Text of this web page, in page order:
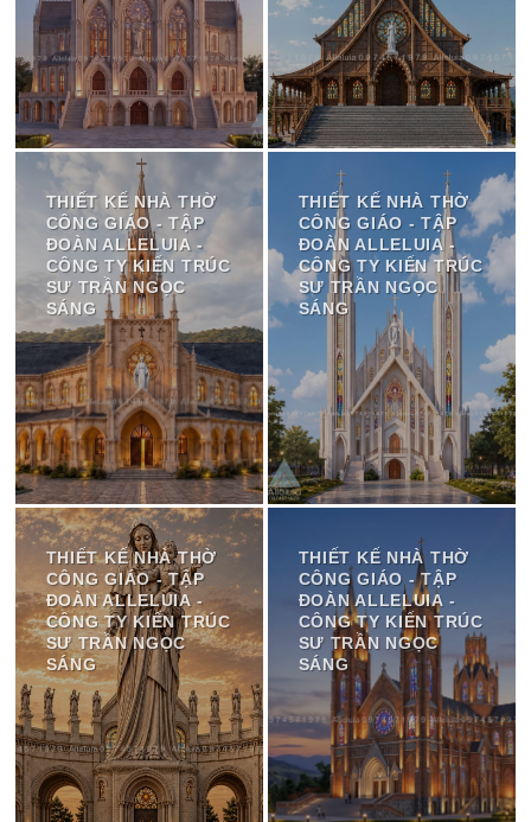
THIẾT KẾ NHÀ THỜ
CÔNG GIÁO - TẬP
ĐOÀN ALLELUIA -
CÔNG TY KIẾN TRÚC
SƯ TRẦN NGỌC
SÁNG
THIẾT KẾ NHÀ THỜ
CÔNG GIÁO - TẬP
ĐOÀN ALLELUIA -
CÔNG TY KIẾN TRÚC
SƯ TRẦN NGỌC
SÁNG
THIẾT KẾ NHÀ THỜ
CÔNG GIÁO - TẬP
ĐOÀN ALLELUIA -
CÔNG TY KIẾN TRÚC
SƯ TRẦN NGỌC
SÁNG
THIẾT KẾ NHÀ THỜ
CÔNG GIÁO - TẬP
ĐOÀN ALLELUIA -
CÔNG TY KIẾN TRÚC
SƯ TRẦN NGỌC
SÁNG